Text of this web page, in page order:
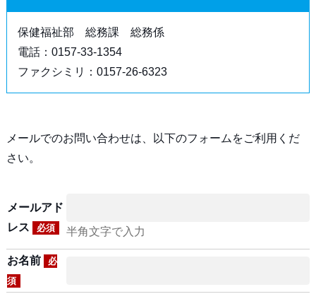
保健福祉部 総務課 総務係
電話：0157-33-1354
ファクシミリ：0157-26-6323
メールでのお問い合わせは、以下のフォームをご利用くだ
さい。
メールアド
レス
必須 半角文字で入力
お名前
必
須